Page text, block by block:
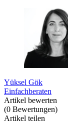
Yüksel Gök
Einfachberaten
Artikel bewerten
(0 Bewertungen)
Artikel teilen